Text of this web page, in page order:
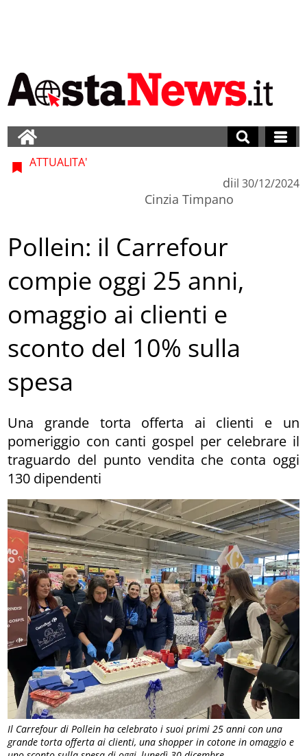
Il Carrefour di Pollein ha celebrato i suoi primi 25 anni con una
grande torta offerta ai clienti, una shopper in cotone in omaggio e
ATTUALITA'
di
Cinzia Timpano
il 30/12/2024
Pollein: il Carrefour
compie oggi 25 anni,
omaggio ai clienti e
sconto del 10% sulla
spesa
Una grande torta offerta ai clienti e un
pomeriggio con canti gospel per celebrare il
traguardo del punto vendita che conta oggi
130 dipendenti